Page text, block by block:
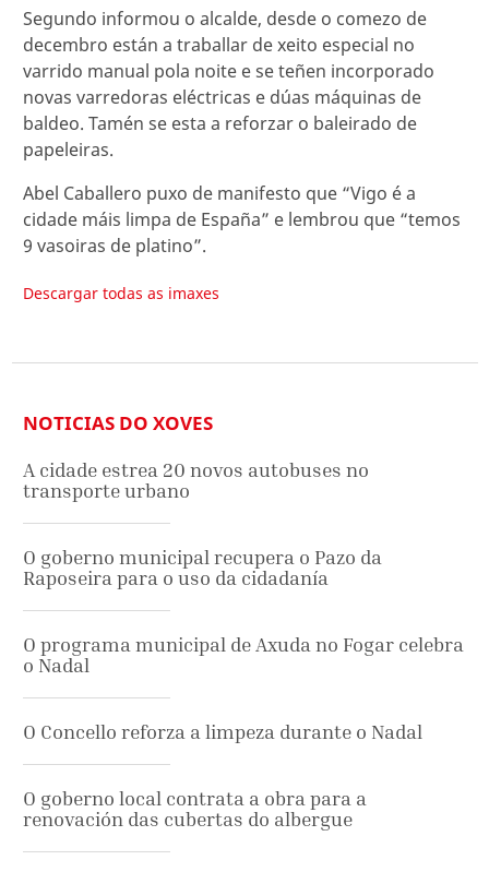
Segundo informou o alcalde, desde o comezo de
decembro están a traballar de xeito especial no
varrido manual pola noite e se teñen incorporado
novas varredoras eléctricas e dúas máquinas de
baldeo. Tamén se esta a reforzar o baleirado de
papeleiras.
Abel Caballero puxo de manifesto que “Vigo é a
cidade máis limpa de España” e lembrou que “temos
9 vasoiras de platino”.
Descargar todas as imaxes
NOTICIAS DO XOVES
A cidade estrea 20 novos autobuses no
transporte urbano
O goberno municipal recupera o Pazo da
Raposeira para o uso da cidadanía
O programa municipal de Axuda no Fogar celebra
o Nadal
O Concello reforza a limpeza durante o Nadal
O goberno local contrata a obra para a
renovación das cubertas do albergue